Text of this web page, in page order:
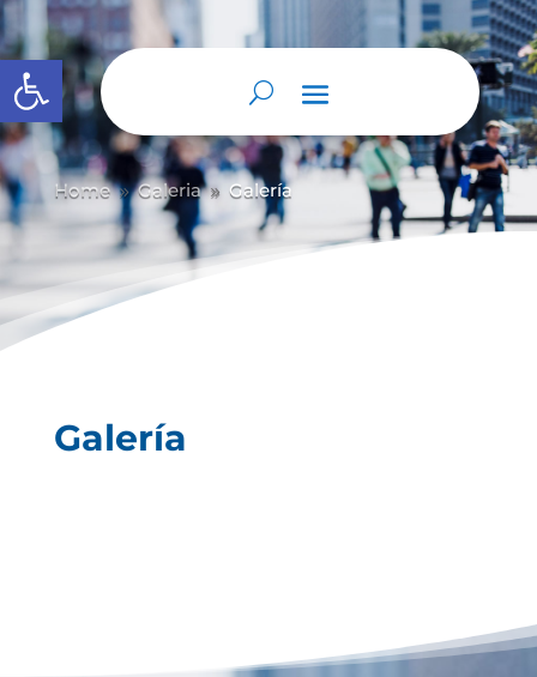
Abrir barra de herramientas
Home 9 Galeria 9 Galería
Galería